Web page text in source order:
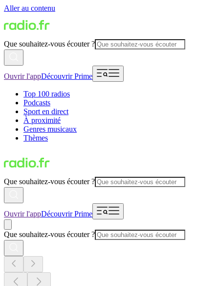
Aller au contenu
Que souhaitez-vous écouter ?
Ouvrir l'appDécouvrir Prime
Top 100 radios
Podcasts
Sport en direct
À proximité
Genres musicaux
Thèmes
Que souhaitez-vous écouter ?
Ouvrir l'appDécouvrir Prime
Que souhaitez-vous écouter ?